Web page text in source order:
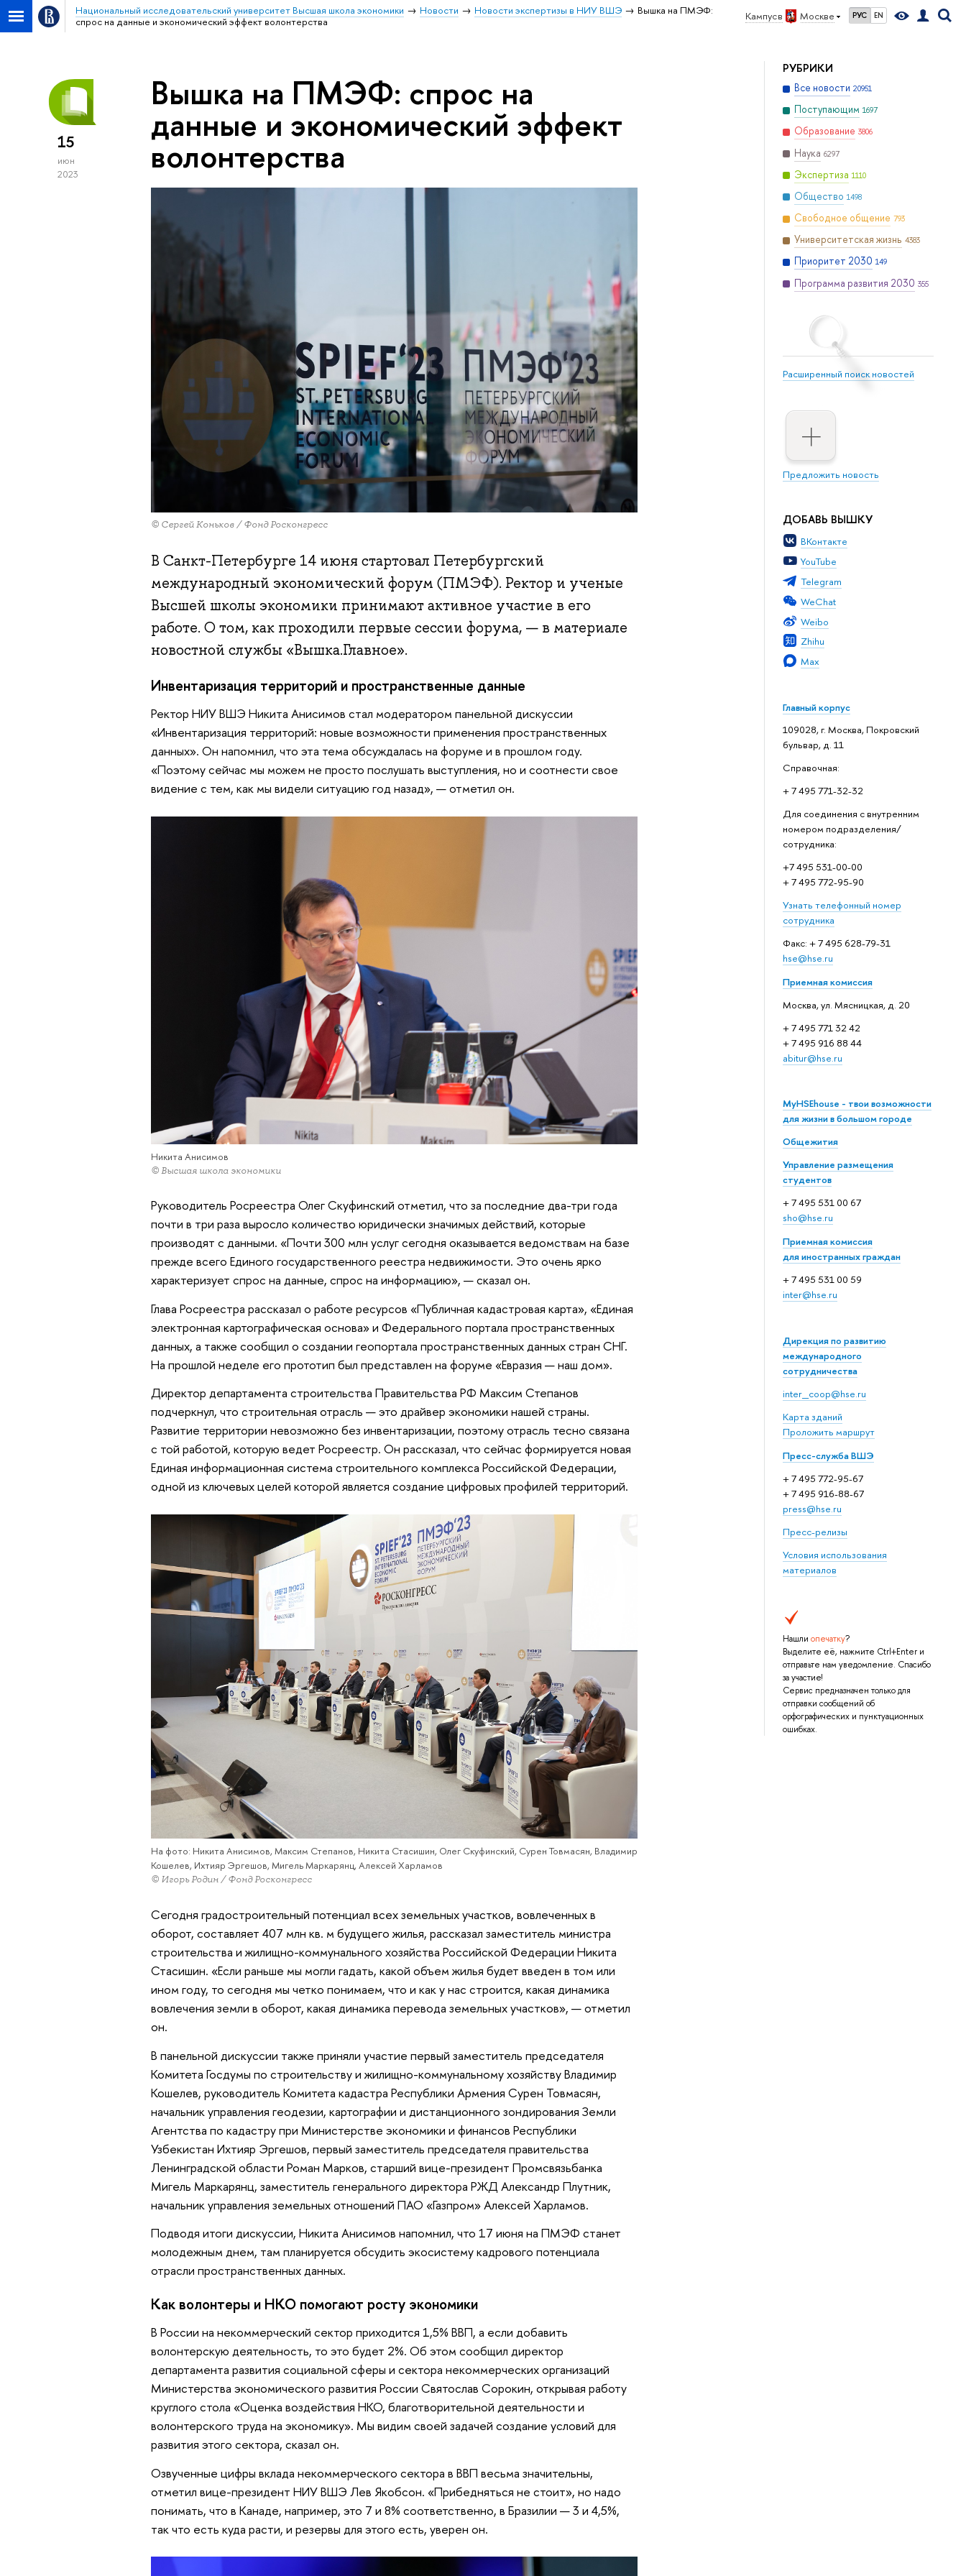
Кампус в Москве РУС EN
Национальный исследовательский университет Высшая школа экономики Новости Новости экспертизы в НИУ ВШЭ
Вышка на ПМЭФ:
спрос на данные и экономический эффект волонтерства
РУБРИКИ
Все новости 20951
Поступающим 1697
Образование 3806
Наука 6297
Экспертиза 1110
Общество 1498
Свободное общение 793
Университетская жизнь 4383
Приоритет 2030 149
Программа развития 2030 355
Расширенный поиск новостей
Предложить новость
ДОБАВЬ ВЫШКУ
ВКонтакте
YouTube
Telegram
WeChat
Weibo
Zhihu
Max
Главный корпус
109028, г. Москва, Покровский
бульвар, д. 11
Справочная:
+ 7 495 771-32-32
Для соединения с внутренним
номером подразделения/
сотрудника:
+7 495 531-00-00
+ 7 495 772-95-90
Узнать телефонный номер
сотрудника
Факс: + 7 495 628-79-31
hse@hse.ru
Приемная комиссия
Москва, ул. Мясницкая, д. 20
+ 7 495 771 32 42
+ 7 495 916 88 44
abitur@hse.ru
MyHSEhouse - твои возможности
для жизни в большом городе
Общежития
Управление размещения
студентов
+ 7 495 531 00 67
sho@hse.ru
Приемная комиссия
для иностранных граждан
+ 7 495 531 00 59
inter@hse.ru
Дирекция по развитию
международного
сотрудничества
inter_coop@hse.ru
Карта зданий
Проложить маршрут
Пресс-служба ВШЭ
+ 7 495 772-95-67
+ 7 495 916-88-67
press@hse.ru
Пресс-релизы
Условия использования
материалов
Нашли опечатку?
Выделите её, нажмите Ctrl+Enter и
отправьте нам уведомление. Спасибо
за участие!
Сервис предназначен только для
отправки сообщений об
орфографических и пунктуационных
ошибках.
15
июн
2023
Вышка на ПМЭФ: спрос на
данные и экономический эффект
волонтерства
© Сергей Коньков / Фонд Росконгресс
В Санкт-Петербурге 14 июня стартовал Петербургский
международный экономический форум (ПМЭФ). Ректор и ученые
Высшей школы экономики принимают активное участие в его
работе. О том, как проходили первые сессии форума, — в материале
новостной службы «Вышка.Главное».
Инвентаризация территорий и пространственные данные
Ректор НИУ ВШЭ Никита Анисимов стал модератором панельной дискуссии
«Инвентаризация территорий: новые возможности применения пространственных
данных». Он напомнил, что эта тема обсуждалась на форуме и в прошлом году.
«Поэтому сейчас мы можем не просто послушать выступления, но и соотнести свое
видение с тем, как мы видели ситуацию год назад», — отметил он.
Никита Анисимов
© Высшая школа экономики
Руководитель Росреестра Олег Скуфинский отметил, что за последние два-три года
почти в три раза выросло количество юридически значимых действий, которые
производят с данными. «Почти 300 млн услуг сегодня оказывается ведомствам на базе
прежде всего Единого государственного реестра недвижимости. Это очень ярко
характеризует спрос на данные, спрос на информацию», — сказал он.
Глава Росреестра рассказал о работе ресурсов «Публичная кадастровая карта», «Единая
электронная картографическая основа» и Федерального портала пространственных
данных, а также сообщил о создании геопортала пространственных данных стран СНГ.
На прошлой неделе его прототип был представлен на форуме «Евразия — наш дом».
Директор департамента строительства Правительства РФ Максим Степанов
подчеркнул, что строительная отрасль — это драйвер экономики нашей страны.
Развитие территории невозможно без инвентаризации, поэтому отрасль тесно связана
с той работой, которую ведет Росреестр. Он рассказал, что сейчас формируется новая
Единая информационная система строительного комплекса Российской Федерации,
одной из ключевых целей которой является создание цифровых профилей территорий.
На фото: Никита Анисимов, Максим Степанов, Никита Стасишин, Олег Скуфинский, Сурен Товмасян, Владимир
Кошелев, Ихтияр Эргешов, Мигель Маркарянц, Алексей Харламов
© Игорь Родин / Фонд Росконгресс
Сегодня градостроительный потенциал всех земельных участков, вовлеченных в
оборот, составляет 407 млн кв. м будущего жилья, рассказал заместитель министра
строительства и жилищно-коммунального хозяйства Российской Федерации Никита
Стасишин. «Если раньше мы могли гадать, какой объем жилья будет введен в том или
ином году, то сегодня мы четко понимаем, что и как у нас строится, какая динамика
вовлечения земли в оборот, какая динамика перевода земельных участков», — отметил
он.
В панельной дискуссии также приняли участие первый заместитель председателя
Комитета Госдумы по строительству и жилищно-коммунальному хозяйству Владимир
Кошелев, руководитель Комитета кадастра Республики Армения Сурен Товмасян,
начальник управления геодезии, картографии и дистанционного зондирования Земли
Агентства по кадастру при Министерстве экономики и финансов Республики
Узбекистан Ихтияр Эргешов, первый заместитель председателя правительства
Ленинградской области Роман Марков, старший вице-президент Промсвязьбанка
Мигель Маркарянц, заместитель генерального директора РЖД Александр Плутник,
начальник управления земельных отношений ПАО «Газпром» Алексей Харламов.
Подводя итоги дискуссии, Никита Анисимов напомнил, что 17 июня на ПМЭФ станет
молодежным днем, там планируется обсудить экосистему кадрового потенциала
отрасли пространственных данных.
Как волонтеры и НКО помогают росту экономики
В России на некоммерческий сектор приходится 1,5% ВВП, а если добавить
волонтерскую деятельность, то это будет 2%. Об этом сообщил директор
департамента развития социальной сферы и сектора некоммерческих организаций
Министерства экономического развития России Святослав Сорокин, открывая работу
круглого стола «Оценка воздействия НКО, благотворительной деятельности и
волонтерского труда на экономику». Мы видим своей задачей создание условий для
развития этого сектора, сказал он.
Озвученные цифры вклада некоммерческого сектора в ВВП весьма значительны,
отметил вице-президент НИУ ВШЭ Лев Якобсон. «Прибедняться не стоит», но надо
понимать, что в Канаде, например, это 7 и 8% соответственно, в Бразилии — 3 и 4,5%,
так что есть куда расти, и резервы для этого есть, уверен он.